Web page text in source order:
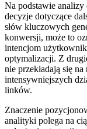
Na podstawie
decyzje dotyczące
słów kluczowych
konwersji, może to
intencjom
optymalizacji. Z
nie przekładają się
intensywniejszych
linków.
Znaczenie
analityki polega na